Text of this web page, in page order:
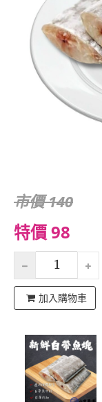
市價 140
特價 98
加入購物車